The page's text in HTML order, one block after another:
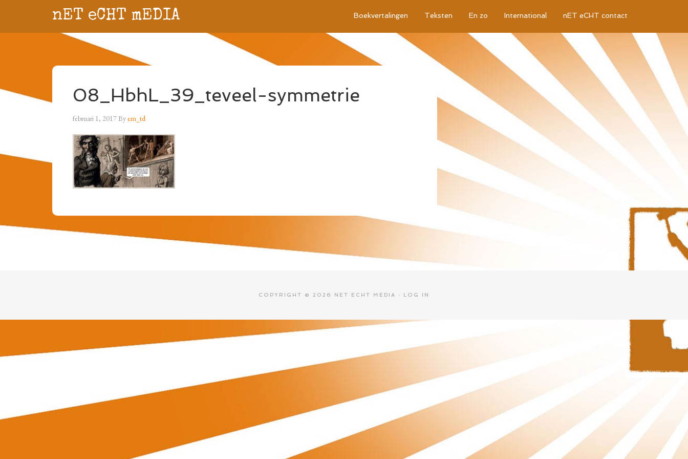
nET eCHT mEDIA Boekvertalingen Teksten En zo International nET eCHT contact
08_HbhL_39_teveel-symmetrie
februari 1, 2017Byem_td
COPYRIGHT © 2026 NET ECHT MEDIA · LOG IN